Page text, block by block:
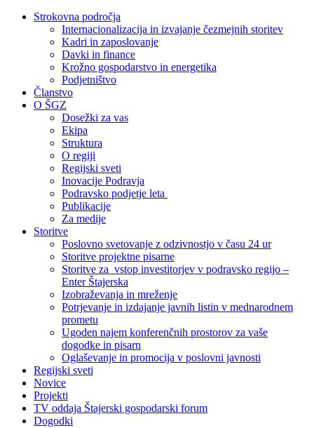
Strokovna področja
Internacionalizacija in izvajanje čezmejnih storitev
Kadri in zaposlovanje
Davki in finance
Krožno gospodarstvo in energetika
Podjetništvo
Članstvo
O ŠGZ
Dosežki za vas
Ekipa
Struktura
O regiji
Regijski sveti
Inovacije Podravja
Podravsko podjetje leta
Publikacije
Za medije
Storitve
Poslovno svetovanje z odzivnostjo v času 24 ur
Storitve projektne pisarne
Storitve za vstop investitorjev v podravsko regijo –
Enter Štajerska
Izobraževanja in mreženje
Potrjevanje in izdajanje javnih listin v mednarodnem
prometu
Ugoden najem konferenčnih prostorov za vaše
dogodke in pisarn
Oglaševanje in promocija v poslovni javnosti
Regijski sveti
Novice
Projekti
TV oddaja Štajerski gospodarski forum
Dogodki